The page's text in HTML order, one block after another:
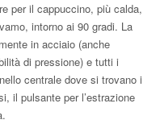
per il cappuccino, più calda,
intorno ai 90 gradi. La
in acciaio (anche
di pressione) e tutti i
centrale dove si trovano i
il pulsante per l’estrazione